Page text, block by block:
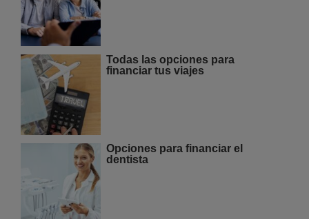
Todas las opciones para
financiar tus viajes
Opciones para financiar el
dentista